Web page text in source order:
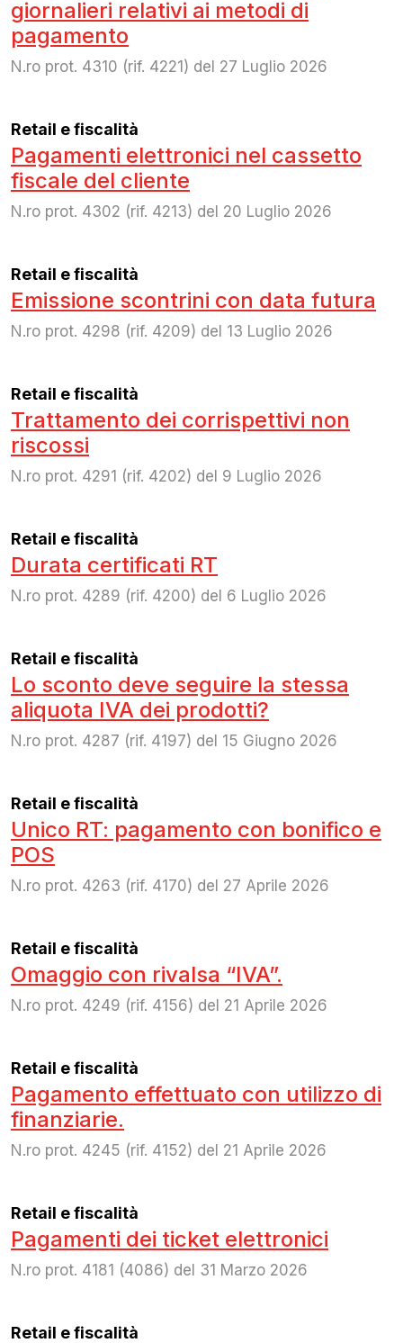
giornalieri relativi ai metodi di
pagamento
N.ro prot. 4310 (rif. 4221) del 27 Luglio 2026
Retail e fiscalità
Pagamenti elettronici nel cassetto
fiscale del cliente
N.ro prot. 4302 (rif. 4213) del 20 Luglio 2026
Retail e fiscalità
Emissione scontrini con data futura
N.ro prot. 4298 (rif. 4209) del 13 Luglio 2026
Retail e fiscalità
Trattamento dei corrispettivi non
riscossi
N.ro prot. 4291 (rif. 4202) del 9 Luglio 2026
Retail e fiscalità
Durata certificati RT
N.ro prot. 4289 (rif. 4200) del 6 Luglio 2026
Retail e fiscalità
Lo sconto deve seguire la stessa
aliquota IVA dei prodotti?
N.ro prot. 4287 (rif. 4197) del 15 Giugno 2026
Retail e fiscalità
Unico RT: pagamento con bonifico e
POS
N.ro prot. 4263 (rif. 4170) del 27 Aprile 2026
Retail e fiscalità
Omaggio con rivalsa “IVA”.
N.ro prot. 4249 (rif. 4156) del 21 Aprile 2026
Retail e fiscalità
Pagamento effettuato con utilizzo di
finanziarie.
N.ro prot. 4245 (rif. 4152) del 21 Aprile 2026
Retail e fiscalità
Pagamenti dei ticket elettronici
N.ro prot. 4181 (4086) del 31 Marzo 2026
Retail e fiscalità